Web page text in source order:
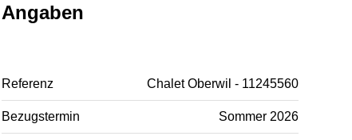
Angaben
Referenz Chalet Oberwil - 11245560
Bezugstermin Sommer 2026